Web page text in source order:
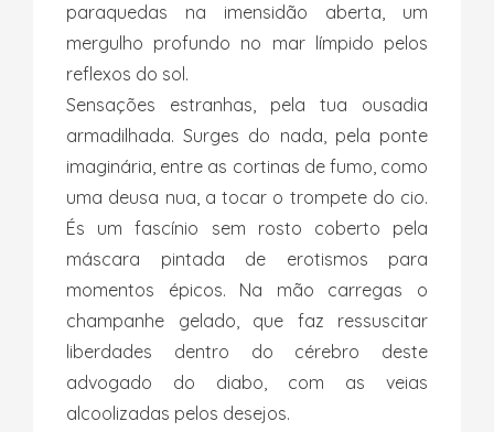
paraquedas na imensidão aberta, um
mergulho profundo no mar límpido pelos
reflexos do sol.
Sensações estranhas, pela tua ousadia
armadilhada. Surges do nada, pela ponte
imaginária, entre as cortinas de fumo, como
uma deusa nua, a tocar o trompete do cio.
És um fascínio sem rosto coberto pela
máscara pintada de erotismos para
momentos épicos. Na mão carregas o
champanhe gelado, que faz ressuscitar
liberdades dentro do cérebro deste
advogado do diabo, com as veias
alcoolizadas pelos desejos.